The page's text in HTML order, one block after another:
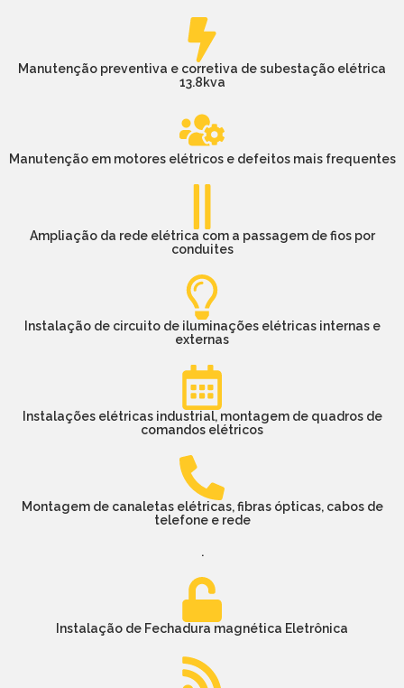
Manutenção preventiva e corretiva de subestação elétrica
13.8kva
Manutenção em motores elétricos e defeitos mais frequentes
Ampliação da rede elétrica com a passagem de fios por
conduites
Instalação de circuito de iluminações elétricas internas e
externas
Instalações elétricas industrial, montagem de quadros de
comandos elétricos
Montagem de canaletas elétricas, fibras ópticas, cabos de
telefone e rede
.
Instalação de Fechadura magnética Eletrônica